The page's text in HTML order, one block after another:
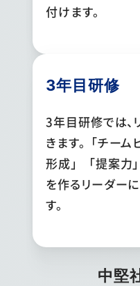
付けます。
3年目研修
3年目研修では
きます。「チーム
形成」「提案力
を作るリーダー
す。
中堅